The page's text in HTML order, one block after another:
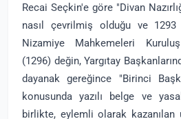
Recai Seçkin'e göre "Divan
nasıl çevrilmiş olduğu ve 1293
Nizamiye Mahkemeleri
(1296) değin, Yargıtay
dayanak gereğince "Birinci
konusunda yazılı belge ve
birlikte, eylemli olarak kazanılan